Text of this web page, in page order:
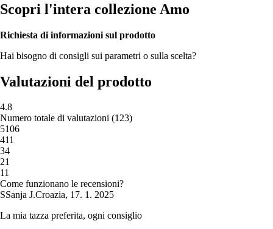
Scopri l'intera collezione Amo
Richiesta di informazioni sul prodotto
Hai bisogno di consigli sui parametri o sulla scelta?
Valutazioni del prodotto
4.8
Numero totale di valutazioni (123)
5106
411
34
21
11
Come funzionano le recensioni?
SSanja J.Croazia, 17. 1. 2025
La mia tazza preferita, ogni consiglio